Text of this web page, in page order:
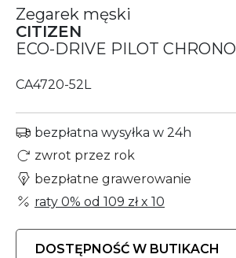
Zegarek męski
CITIZEN
ECO-DRIVE PILOT CHRONO
CA4720-52L
bezpłatna wysyłka w 24h
zwrot przez rok
bezpłatne grawerowanie
raty 0% od 109 złx 10
DOSTĘPNOŚĆ W BUTIKACH